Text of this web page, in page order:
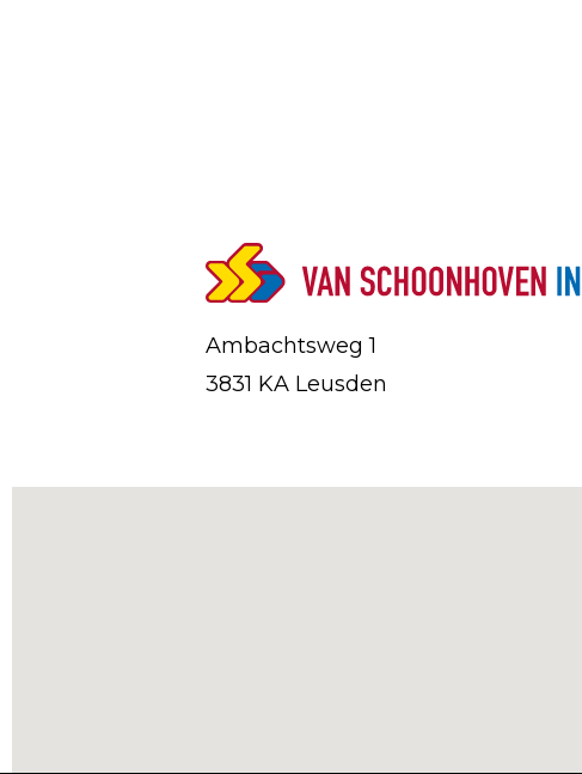
Ambachtsweg 1
3831 KA Leusden